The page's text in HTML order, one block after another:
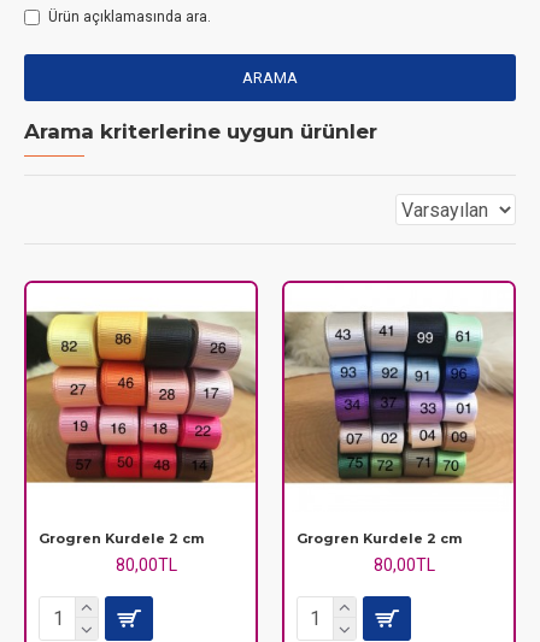
Ürün açıklamasında ara.
ARAMA
Arama kriterlerine uygun ürünler
Grogren Kurdele 2 cm
80,00TL
Grogren Kurdele 2 cm
80,00TL